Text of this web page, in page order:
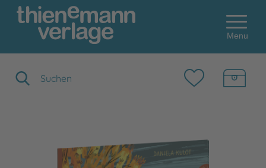
Menu